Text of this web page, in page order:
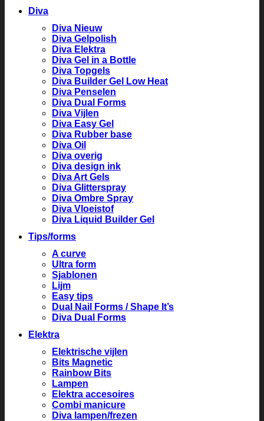
Diva
Diva Nieuw
Diva Gelpolish
Diva Elektra
Diva Gel in a Bottle
Diva Topgels
Diva Builder Gel Low Heat
Diva Penselen
Diva Dual Forms
Diva Vijlen
Diva Easy Gel
Diva Rubber base
Diva Oil
Diva overig
Diva design ink
Diva Art Gels
Diva Glitterspray
Diva Ombre Spray
Diva Vloeistof
Diva Liquid Builder Gel
Tips/forms
A curve
Ultra form
Sjablonen
Lijm
Easy tips
Dual Nail Forms / Shape It’s
Diva Dual Forms
Elektra
Elektrische vijlen
Bits Magnetic
Rainbow Bits
Lampen
Elektra accesoires
Combi manicure
Diva lampen/frezen